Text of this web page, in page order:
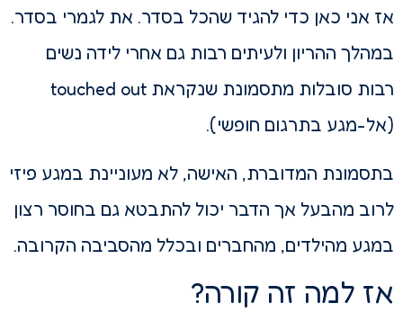
אז אני כאן כדי להגיד שהכל בסדר. את לגמרי בסדר.
במהלך ההריון ולעיתים רבות גם אחרי לידה נשים
רבות סובלות מתסמונת שנקראת touched out
(אל-מגע בתרגום חופשי).
בתסמונת המדוברת, האישה, לא מעוניינת במגע פיזי
לרוב מהבעל אך הדבר יכול להתבטא גם בחוסר רצון
במגע מהילדים, מהחברים ובכלל מהסביבה הקרובה.
אז למה זה קורה?